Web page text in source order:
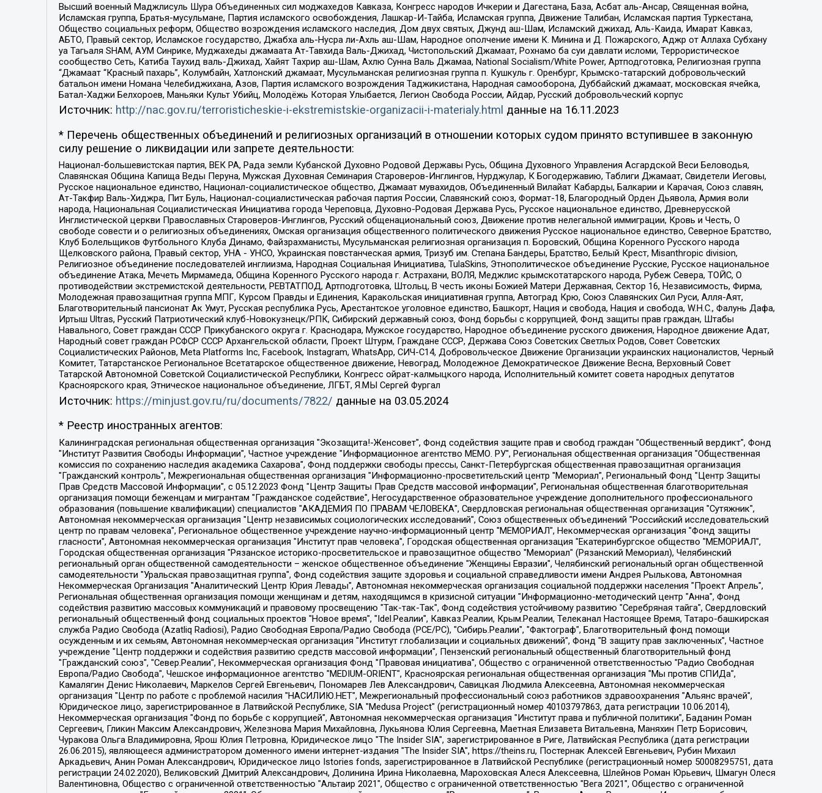
Высший военный Маджлисуль Шура Объединенных сил моджахедов Кавказа, Конгресс народов Ичкерии и Дагестана, База, Асбат аль-Ансар, Священная война,
Исламская группа, Братья-мусульмане, Партия исламского освобождения, Лашкар-И-Тайба, Исламская группа, Движение Талибан, Исламская партия Туркестана,
Общество социальных реформ, Общество возрождения исламского наследия, Дом двух святых, Джунд аш-Шам, Исламский джихад, Аль-Каида, Имарат Кавказ,
АБТО, Правый сектор, Исламское государство, Джабха аль-Нусра ли-Ахль аш-Шам, Народное ополчение имени К. Минина и Д. Пожарского, Аджр от Аллаха Субхану
уа Тагьаля SHAM, АУМ Синрике, Муджахеды джамаата Ат-Тавхида Валь-Джихад, Чистопольский Джамаат, Рохнамо ба суи давлати исломи, Террористическое
сообщество Сеть, Катиба Таухид валь-Джихад, Хайят Тахрир аш-Шам, Ахлю Сунна Валь Джамаа, National Socialism/White Power, Артподготовка, Религиозная группа
“Джамаат “Красный пахарь”, Колумбайн, Хатлонский джамаат, Мусульманская религиозная группа п. Кушкуль г. Оренбург, Крымско-татарский добровольческий
батальон имени Номана Челебиджихана, Азов, Партия исламского возрождения Таджикистана, Народная самооборона, Дуббайский джамаат, московская ячейка,
Батал-Хаджи Белхороев, Маньяки Культ Убийц, Молодёжь Которая Улыбается, Легион Свобода России, Айдар, Русский добровольческий корпус
Источник: http://nac.gov.ru/terroristicheskie-i-ekstremistskie-organizacii-i-materialy.html данные на 16.11.2023
* Перечень общественных объединений и религиозных организаций в отношении которых судом принято вступившее в законную
силу решение о ликвидации или запрете деятельности:
Национал-большевистская партия, ВЕК РА, Рада земли Кубанской Духовно Родовой Державы Русь, Община Духовного Управления Асгардской Веси Беловодья,
Славянская Община Капища Веды Перуна, Мужская Духовная Семинария Староверов-Инглингов, Нурджулар, К Богодержавию, Таблиги Джамаат, Свидетели Иеговы,
Русское национальное единство, Национал-социалистическое общество, Джамаат мувахидов, Объединенный Вилайат Кабарды, Балкарии и Карачая, Союз славян,
Ат-Такфир Валь-Хиджра, Пит Буль, Национал-социалистическая рабочая партия России, Славянский союз, Формат-18, Благородный Орден Дьявола, Армия воли
народа, Национальная Социалистическая Инициатива города Череповца, Духовно-Родовая Держава Русь, Русское национальное единство, Древнерусской
Инглистической церкви Православных Староверов-Инглингов, Русский общенациональный союз, Движение против нелегальной иммиграции, Кровь и Честь, О
свободе совести и о религиозных объединениях, Омская организация общественного политического движения Русское национальное единство, Северное Братство,
Клуб Болельщиков Футбольного Клуба Динамо, Файзрахманисты, Мусульманская религиозная организация п. Боровский, Община Коренного Русского народа
Щелковского района, Правый сектор, УНА - УНСО, Украинская повстанческая армия, Тризуб им. Степана Бандеры, Братство, Белый Крест, Misanthropic division,
Религиозное объединение последователей инглиизма, Народная Социальная Инициатива, TulaSkins, Этнополитическое объединение Русские, Русское национальное
объединение Атака, Мечеть Мирмамеда, Община Коренного Русского народа г. Астрахани, ВОЛЯ, Меджлис крымскотатарского народа, Рубеж Севера, ТОЙС, О
противодействии экстремистской деятельности, РЕВТАТПОД, Артподготовка, Штольц, В честь иконы Божией Матери Державная, Сектор 16, Независимость, Фирма,
Молодежная правозащитная группа МПГ, Курсом Правды и Единения, Каракольская инициативная группа, Автоград Крю, Союз Славянских Сил Руси, Алля-Аят,
Благотворительный пансионат Ак Умут, Русская республика Русь, Арестантское уголовное единство, Башкорт, Нация и свобода, Нация и свобода, W.H.С., Фалунь Дафа,
Иртыш Ultras, Русский Патриотический клуб-Новокузнецк/РПК, Сибирский державный союз, Фонд борьбы с коррупцией, Фонд защиты прав граждан, Штабы
Навального, Совет граждан СССР Прикубанского округа г. Краснодара, Мужское государство, Народное объединение русского движения, Народное движение Адат,
Народный совет граждан РСФСР СССР Архангельской области, Проект Штурм, Граждане СССР, Держава Союз Советских Светлых Родов, Совет Советских
Социалистических Районов, Meta Platforms Inc, Facebook, Instagram, WhatsApp, СИЧ-С14, Добровольческое Движение Организации украинских националистов, Черный
Комитет, Татарстанское Региональное Всетатарское общественное движение, Невоград, Молодежное Демократическое Движение Весна, Верховный Совет
Татарской Автономной Советской Социалистической Республики, Конгресс ойрат-калмыцкого народа, Исполнительный комитет совета народных депутатов
Красноярского края, Этническое национальное объединение, ЛГБТ, Я.МЫ Сергей Фургал
Источник: https://minjust.gov.ru/ru/documents/7822/ данные на 03.05.2024
* Реестр иностранных агентов:
Калининградская региональная общественная организация "Экозащита!-Женсовет", Фонд содействия защите прав и свобод граждан "Общественный вердикт", Фонд "Институт Развития Свободы Информации", Частное учреждение "Информационное агентство МЕМО. РУ", Региональная общественная организация "Общественная комиссия по сохранению наследия академика Сахарова", Фонд поддержки свободы прессы, Санкт-Петербургская общественная правозащитная организация "Гражданский контроль", Межрегиональная общественная организация "Информационно-просветительский центр "Мемориал", Региональный Фонд "Центр Защиты Прав Средств Массовой Информации", с 05.12.2023 Фонд "Центр Защиты Прав Средств массовой информации", Региональная общественная благотворительная организация помощи беженцам и мигрантам "Гражданское содействие", Негосударственное образовательное учреждение дополнительного профессионального образования (повышение квалификации) специалистов "АКАДЕМИЯ ПО ПРАВАМ ЧЕЛОВЕКА", Свердловская региональная общественная организация "Сутяжник", Автономная некоммерческая организация "Центр независимых социологических исследований", Союз общественных объединений "Российский исследовательский центр по правам человека", Региональное общественное учреждение научно-информационный центр "МЕМОРИАЛ", Некоммерческая организация "Фонд защиты гласности", Автономная некоммерческая организация "Институт прав человека", Городская общественная организация "Екатеринбургское общество "МЕМОРИАЛ", Городская общественная организация "Рязанское историко-просветительское и правозащитное общество "Мемориал" (Рязанский Мемориал), Челябинский региональный орган общественной самодеятельности – женское общественное объединение "Женщины Евразии", Челябинский региональный орган общественной самодеятельности "Уральская правозащитная группа", Фонд содействия защите здоровья и социальной справедливости имени Андрея Рылькова, Автономная Некоммерческая Организация "Аналитический Центр Юрия Левады", Автономная некоммерческая организация социальной поддержки населения "Проект Апрель", Региональная общественная организация помощи женщинам и детям, находящимся в кризисной ситуации "Информационно-методический центр "Анна", Фонд содействия развитию массовых коммуникаций и правовому просвещению "Так-так-Так", Фонд содействия устойчивому развитию "Серебряная тайга", Свердловский региональный общественный фонд социальных проектов "Новое время", "Idel.Реалии", Кавказ.Реалии, Крым.Реалии, Телеканал Настоящее Время, Татаро-башкирская служба Радио Свобода (Azatliq Radiosi), Радио Свободная Европа/Радио Свобода (PCE/PC), "Сибирь.Реалии", "Фактограф", Благотворительный фонд помощи осужденным и их семьям, Автономная некоммерческая организация "Институт глобализации и социальных движений", Фонд "В защиту прав заключенных", Частное учреждение "Центр поддержки и содействия развитию средств массовой информации", Пензенский региональный общественный благотворительный фонд "Гражданский союз", "Север.Реалии", Некоммерческая организация Фонд "Правовая инициатива", Общество с ограниченной ответственностью "Радио Свободная Европа/Радио Свобода", Чешское информационное агентство "MEDIUM-ORIENT", Красноярская региональная общественная организация "Мы против СПИДа", Камалягин Денис Николаевич, Маркелов Сергей Евгеньевич, Пономарев Лев Александрович, Савицкая Людмила Алексеевна, Автономная некоммерческая организация "Центр по работе с проблемой насилия "НАСИЛИЮ.НЕТ", Межрегиональный профессиональный союз работников здравоохранения "Альянс врачей", Юридическое лицо, зарегистрированное в Латвийской Республике, SIA "Medusa Project" (регистрационный номер 40103797863, дата регистрации 10.06.2014), Некоммерческая организация "Фонд по борьбе с коррупцией", Автономная некоммерческая организация "Институт права и публичной политики", Баданин Роман Сергеевич, Гликин Максим Александрович, Железнова Мария Михайловна, Лукьянова Юлия Сергеевна, Маетная Елизавета Витальевна, Маняхин Петр Борисович, Чуракова Ольга Владимировна, Ярош Юлия Петровна, Юридическое лицо "The Insider SIA", зарегистрированное в Риге, Латвийская Республика (дата регистрации 26.06.2015), являющееся администратором доменного имени интернет-издания "The Insider SIA", https://theins.ru, Постернак Алексей Евгеньевич, Рубин Михаил Аркадьевич, Анин Роман Александрович, Юридическое лицо Istories fonds, зарегистрированное в Латвийской Республике (регистрационный номер 50008295751, дата регистрации 24.02.2020), Великовский Дмитрий Александрович, Долинина Ирина Николаевна, Мароховская Алеся Алексеевна, Шлейнов Роман Юрьевич, Шмагун Олеся Валентиновна, Общество с ограниченной ответственностью "Альтаир 2021", Общество с ограниченной ответственностью "Вега 2021", Общество с ограниченной ответственностью "Главный редактор 2021", Общество с ограниченной ответственностью "Ромашки монолит", Важенков Артем Валерьевич, Ивановская областная общественная организация "Центр гендерных исследований", Гурман Юрий Альбертович, Медиапроект "ОВД-Инфо", Егоров Владимир Владимирович, Жилинский Владимир Александрович, Общество с ограниченной ответственностью "ЗП", Иванова София Юрьевна, Карезина Инна Павловна, Кильтау Екатерина Викторовна, Петров Алексей Викторович, Пискунов Сергей Евгеньевич, Смирнов Сергей Сергеевич, Тихонов Михаил Сергеевич, Общество с ограниченной ответственностью "ЖУРНАЛИСТ-ИНОСТРАННЫЙ АГЕНТ", Арапова Галина Юрьевна, Вольтская Татьяна Анатольевна, Американская компания "Mason G.E.S. Anonymous Foundation" (США), являющаяся владельцем интернет-издания https://mnews.world/, Компания "Stichting Bellingcat", зарегистрированная в Нидерландах (дата регистрации 11.07.2018), Захаров Андрей Вячеславович, Клепиковская Екатерина Дмитриевна, Общество с ограниченной ответственностью "МЕМО", Перл Роман Александрович, Симонов Евгений Алексеевич, Соловьева Елена Анатольевна, Сотников Даниил Владимирович, Сурначева Елизавета Дмитриевна, Автономная некоммерческая организация по защите прав человека и информированию населения "Якутия – Наше Мнение", Общество с ограниченной ответственностью "Москоу диджитал медиа", с 26.01.2023 Общество с ограниченной ответственностью "Чайка Белые сады", Ветошкина Валерия Валерьевна, Заговора Максим Александрович, Межрегиональное общественное движение "Российская ЛГБТ - сеть", Оленичев Максим Владимирович, Павлов Иван Юрьевич, Скворцова Елена Сергеевна, Общество с ограниченной ответственностью "Как бы инагент", Кочетков Игорь Викторович, Общество с ограниченной ответственностью "Честные выборы", Еланчик Олег Александрович, Общество с ограниченной ответственностью "Нобелевский призыв", Гималова Регина Эмилевна, Григорьев Андрей Валерьевич, Григорьева Алина Александровна, Ассоциация по содействию защите прав призывников, альтернативнослужащих и военнослужащих "Правозащитная группа "Гражданин.Армия.Право", Хисамова Регина Фаритовна, Автономная некоммерческая организация по реализации социально-правовых программ "Лилит", Дальневосточное общественное движение "Маяк", Санкт-Петербургская ЛГБТ-инициативная группа "Выход", Инициативная группа ЛГБТ+ "Реверс", Алексеев Андрей Викторович, Бекбулатова Таисия Львовна, Беляев Иван Михайлович, Владыкина Елена Сергеевна, Гельман Марат Александрович, Никульшина Вероника Юрьевна, Толоконникова Надежда Андреевна, Шендерович Виктор Анатольевич, Общество с ограниченной ответственностью "Данное сообщение", Общество с ограниченной ответственностью Издательский дом "Новая глава", Айнбиндер Александра Александровна, Московский комьюнити-центр для ЛГБТ+инициатив, Благотворительный фонд развития филантропии, Deutsche Welle (Германия, Kurt-Schumacher-Strasse 3, 53113 Bonn), Борзунова Мария Михайловна, Воробьев Виктор Викторович, Голубева Анна Львовна, Константинова Алла Михайловна, Малкова Ирина Владимировна, Мурадов Мурад Абдулгалимович, Осетинская Елизавета Николаевна, Понасенков Евгений Николаевич, Ганапольский Матвей Юрьевич, Киселев Евгений Алексеевич, Борухович Ирина Григорьевна, Дремин Иван Тимофеевич, Дубровский Дмитрий Викторович, Красноярская региональная общественная организация поддержки и развития альтернативных образовательных технологий и межкультурных коммуникаций "ИНТЕРРА", Маяковская Екатерина Алексеевна, Фейгин Марк Захарович, Филимонов Андрей Викторович, Дзугкоева Регина Николаевна, Доброхотов Роман Александрович, Дудь Юрий Александрович, Елкин Сергей Владимирович, Кругликов Кирилл Игоревич, Сабунаева Мария Леонидовна, Семенов Алексей Владимирович, Шаинян Карен Багратович, Шульман Екатерина Михайловна, Асафьев Артур Валерьевич, Вахштайн Виктор Семенович, Венедиктов Алексей Алексеевич, Лушникова Екатерина Евгеньевна, Волков Леонид Михайлович, Невзоров Александр Глебович, Пархоменко Сергей Борисович, Сироткин Ярослав Николаевич, Кара-Мурза Владимир Владимирович, Баранова Наталья Владимировна, Гозман Леонид Яковлевич, Кагарлицкий Борис Юльевич, Климарев Михаил Валерьевич, Милов Владимир Станиславович, Автономная некоммерческая организация Краснодарский центр современного искусства "Типография", Моргенштерн Алишер Тагирович, Соболь Любовь Эдуардовна, Общество с ограниченной ответственностью "ЛИЗА НОРМ", Каспаров Гарри Кимович, Ходорковский Михаил Борисович, Общество с ограниченной ответственностью "Апрельские тезисы", Данилович Ирина Брониславовна, Кашин Олег Владимирович, Петров Николай Владимирович, Пивоваров Алексей Владимирович, Соколов Михаил Владимирович, Цветкова Юлия Владимировна, Чичваркин Евгений Александрович, Комитет против пыток/Команда против пыток, Общество с ограниченной ответственностью "Первый научный", Общество с ограниченной ответственностью "Вертолет и ко", Белоцерковская Вероника Борисовна, Кац Максим Евгеньевич, Лазарева Татьяна Юрьевна, Шаведдинов Руслан Табризович, Яшин Илья Валерьевич, Общество с ограниченной ответственностью "Иноагент ААВ", Алешковский Дмитрий Петрович, Альбац Евгения Марковна, Быков Дмитрий Львович, Галямина Юлия Евгеньевна, Лойко Сергей Леонидович, Мартынов Кирилл Константинович, Медведев Сергей Александрович, Крашенинников Федор Геннадиевич, Гордеева Катерина Вл